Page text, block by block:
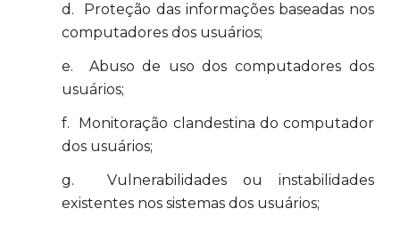
d. Proteção das informações baseadas nos
computadores dos usuários;
e. Abuso de uso dos computadores dos
usuários;
f. Monitoração clandestina do computador
dos usuários;
g. Vulnerabilidades ou instabilidades
existentes nos sistemas dos usuários;